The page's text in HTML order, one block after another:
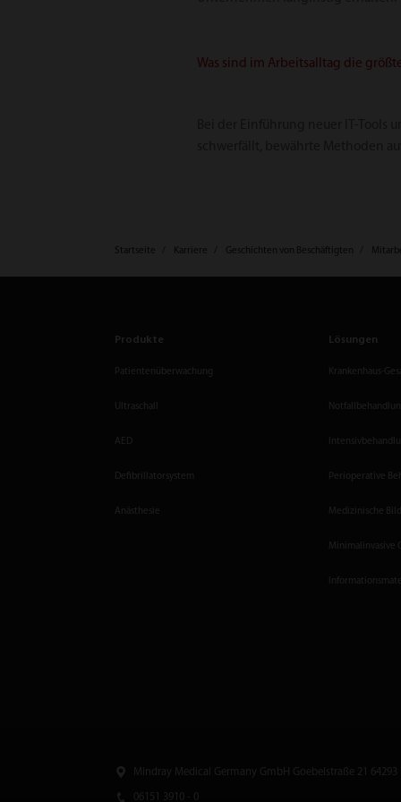
Was sind im Arbeitsalltag die
Startseite Karriere Geschichten von Beschäftigten
Produkte
Patientenüberwachung
Ultraschall
AED
Defibrillatorsystem
Anästhesie
Lösungen
Krankenhaus-
Notfallbehandlung
Perioperative
Medizinische
Minimalinvasive
Mindray Medical Germany GmbH Goebel­straße 21 64293
06151 3910 - 0